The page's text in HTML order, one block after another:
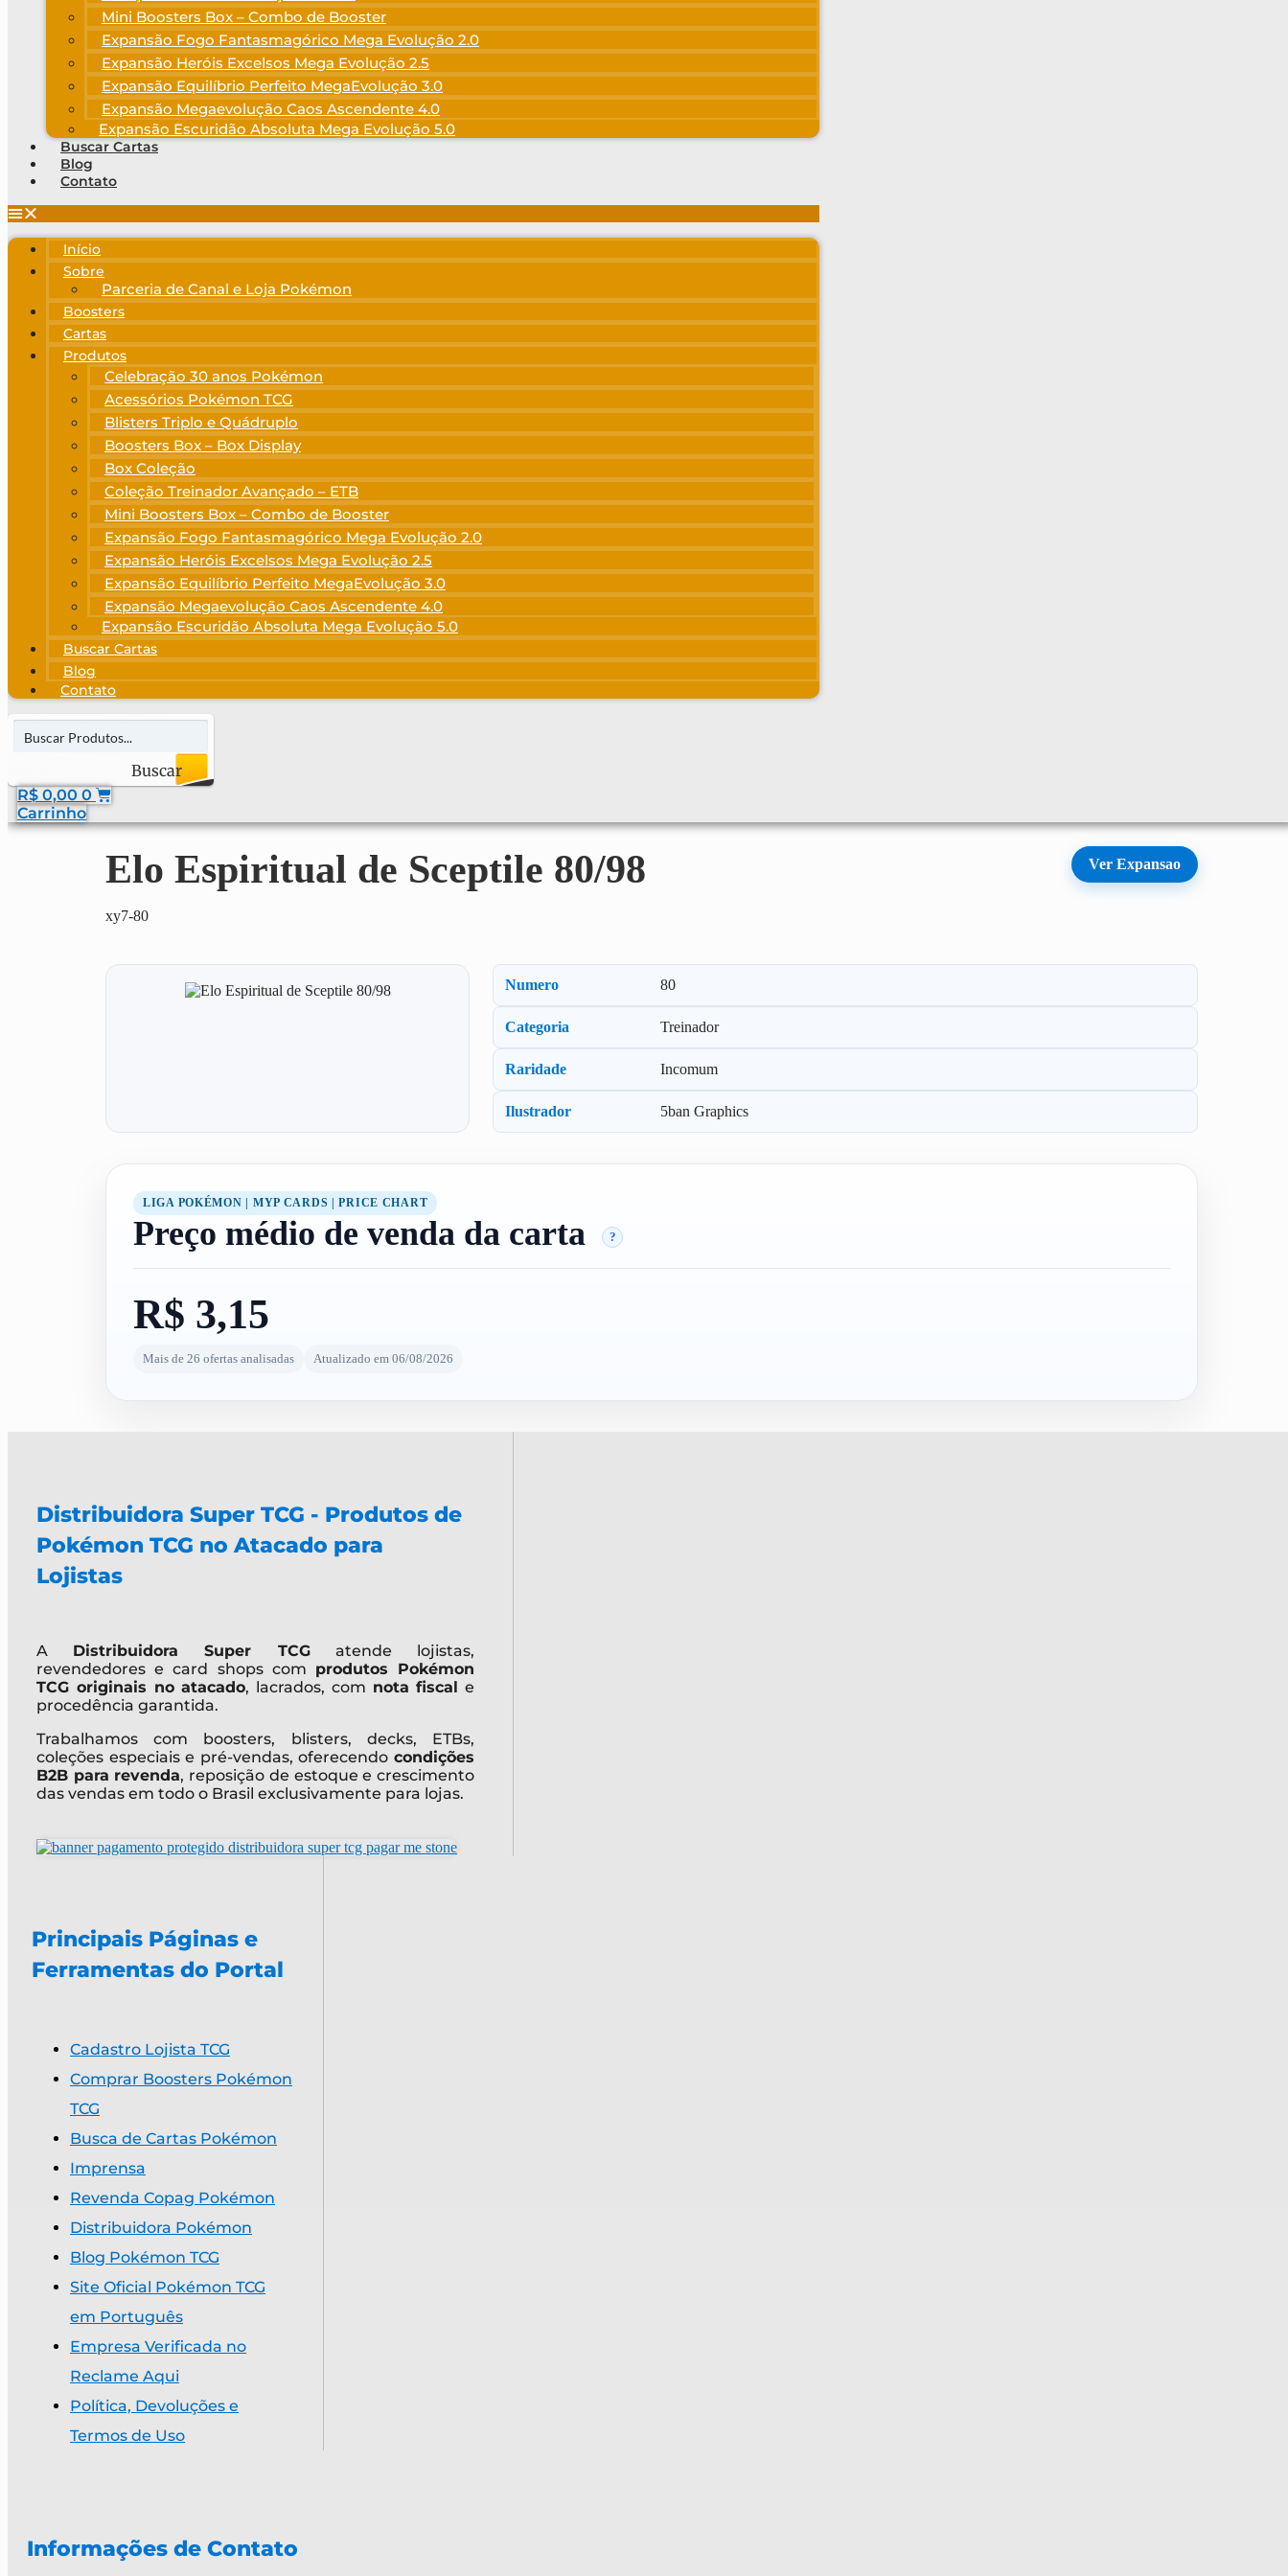
Mini Boosters Box – Combo de Booster
Expansão Fogo Fantasmagórico Mega Evolução 2.0
Expansão Heróis Excelsos Mega Evolução 2.5
Expansão Equilíbrio Perfeito MegaEvolução 3.0
Expansão Megaevolução Caos Ascendente 4.0
Expansão Escuridão Absoluta Mega Evolução 5.0
Buscar Cartas
Blog
Contato
Início
Sobre
Parceria de Canal e Loja Pokémon
Boosters
Cartas
Produtos
Celebração 30 anos Pokémon
Acessórios Pokémon TCG
Blisters Triplo e Quádruplo
Boosters Box – Box Display
Box Coleção
Coleção Treinador Avançado – ETB
Mini Boosters Box – Combo de Booster
Expansão Fogo Fantasmagórico Mega Evolução 2.0
Expansão Heróis Excelsos Mega Evolução 2.5
Expansão Equilíbrio Perfeito MegaEvolução 3.0
Expansão Megaevolução Caos Ascendente 4.0
Expansão Escuridão Absoluta Mega Evolução 5.0
Buscar Cartas
Blog
Contato
Buscar
R$ 0,00 0
Carrinho
Elo Espiritual de Sceptile 80/98
xy7-80
Ver Expansao
Numero 80
Categoria Treinador
Raridade Incomum
Ilustrador 5ban Graphics
LIGA POKÉMON | MYP CARDS | PRICE CHART
Preço médio de venda da carta ?
R$ 3,15
Mais de 26 ofertas analisadas Atualizado em 06/08/2026
Distribuidora Super TCG - Produtos de
Pokémon TCG no Atacado para
Lojistas
A Distribuidora Super TCGatende lojistas,
revendedores e card shops com produtos Pokémon
TCG originais no atacado, lacrados, com nota fiscal e
procedência garantida.
Trabalhamos com boosters, blisters, decks, ETBs,
coleções especiais e pré-vendas, oferecendo condições
B2B para revenda, reposição de estoque e crescimento
das vendas em todo o Brasil exclusivamente para lojas.
Principais Páginas e
Ferramentas do Portal
Cadastro Lojista TCG
Comprar Boosters Pokémon
TCG
Busca de Cartas Pokémon
Imprensa
Revenda Copag Pokémon
Distribuidora Pokémon
Blog Pokémon TCG
Site Oficial Pokémon TCG
em Português
Empresa Verificada no
Reclame Aqui
Política, Devoluções e
Termos de Uso
Informações de Contato